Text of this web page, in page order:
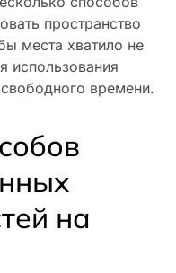
пространство
места хватило не
использования
времени.
на